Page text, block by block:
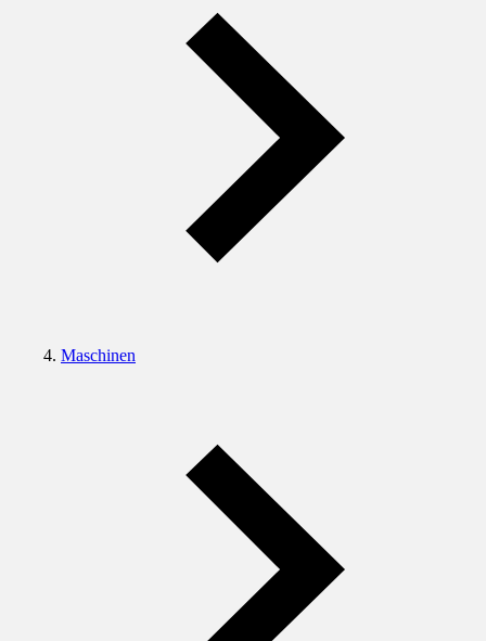
Maschinen